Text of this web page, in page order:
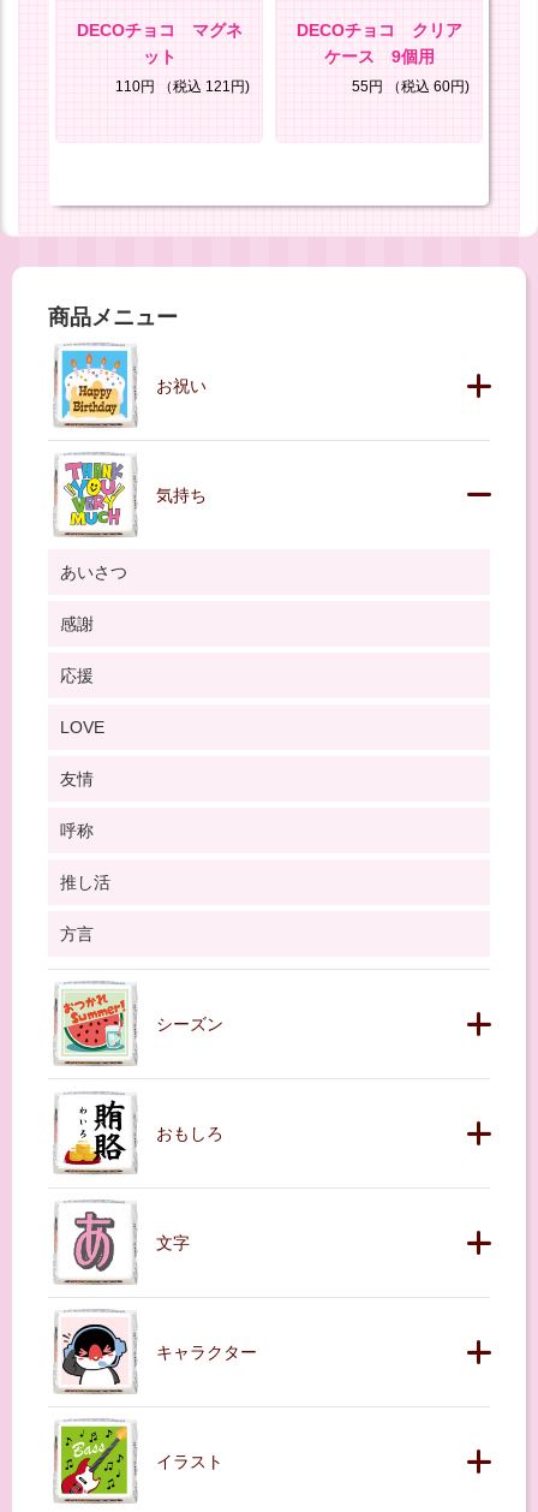
DECOチョコ マグネ
ット
110円 （税込 121円)
DECOチョコ クリア
ケース 9個用
55円 （税込 60円)
商品メニュー
お祝い
気持ち
あいさつ
感謝
応援
LOVE
友情
呼称
推し活
方言
シーズン
おもしろ
文字
キャラクター
イラスト